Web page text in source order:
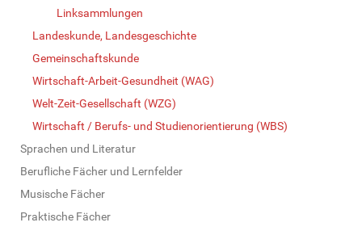
Linksammlungen
Landeskunde, Landesgeschichte
Gemeinschaftskunde
Wirtschaft-Arbeit-Gesundheit (WAG)
Welt-Zeit-Gesellschaft (WZG)
Wirtschaft / Berufs- und Studienorientierung (WBS)
Sprachen und Literatur
Berufliche Fächer und Lernfelder
Musische Fächer
Praktische Fächer